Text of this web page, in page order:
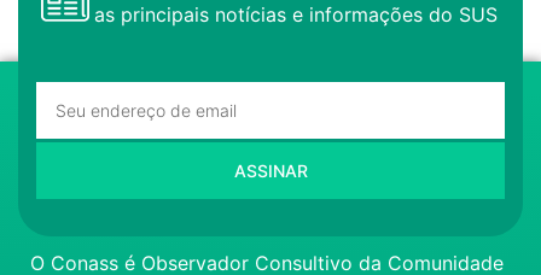
as principais notícias e informações do SUS
ASSINAR
O Conass é Observador Consultivo da Comunidade